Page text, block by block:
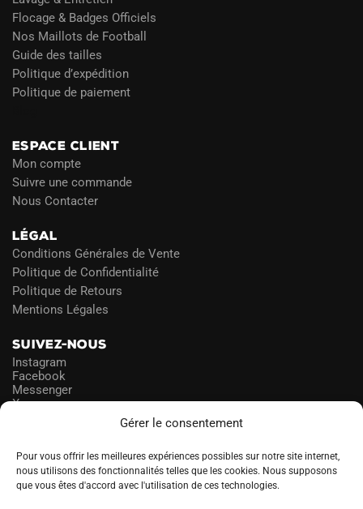
Gérer le consentement
Pour vous offrir les meilleures expériences possibles sur notre site internet,
nous utilisons des fonctionnalités telles que les cookies. Nous supposons
que vous êtes d'accord avec l'utilisation de ces technologies.
Flocage & Badges Officiels
Nos Maillots de Football
Guide des tailles
Politique d’expédition
Politique de paiement
ESPACE CLIENT
Mon compte
Suivre une commande
Nous Contacter
LÉGAL
Conditions Générales de Vente
Politique de Confidentialité
Politique de Retours
Mentions Légales
SUIVEZ-NOUS
Instagram
Facebook
Messenger
X